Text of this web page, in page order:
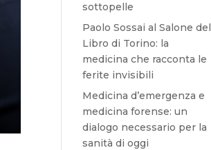
sottopelle
Paolo Sossai al Salone del
Libro di Torino: la
medicina che racconta le
ferite invisibili
Medicina d’emergenza e
medicina forense: un
dialogo necessario per la
sanità di oggi